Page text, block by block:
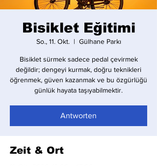
Bisiklet Eğitimi
So., 11. Okt.
  |
Gülhane Parkı
Bisiklet sürmek sadece pedal çevirmek
değildir; dengeyi kurmak, doğru teknikleri
öğrenmek, güven kazanmak ve bu özgürlüğü
günlük hayata taşıyabilmektir.
Antworten
Zeit & Ort